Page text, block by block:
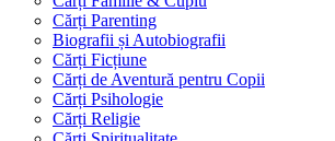
Cărți Parenting
Biografii și Autobiografii
Cărți Ficțiune
Cărți de Aventură pentru Copii
Cărți Psihologie
Cărți Religie